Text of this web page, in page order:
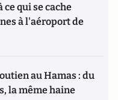
ce qui se cache
à l'aéroport de
au Hamas : du
la même haine